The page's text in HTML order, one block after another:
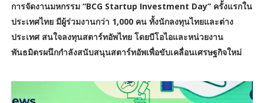
การจัดงานมหกรรม “BCG Startup Investment Day” ครั้งแรกใน
ประเทศไทย มีผู้ร่วมงานกว่า 1,000 คน ทั้งนักลงทุนไทยและต่าง
ประเทศ สนใจลงทุนสตาร์ทอัพไทย โดยบีโอไอและหน่วยงาน
พันธมิตรผนึกกำลังสนับสนุนสตาร์ทอัพเพื่อขับเคลื่อนเศรษฐกิจใหม่